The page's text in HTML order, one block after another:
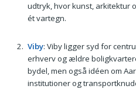
udtryk, hvor kunst, arkitektur
ét vartegn.
Viby: Viby ligger syd for
erhverv og ældre
bydel, men også idéen om
institutioner og